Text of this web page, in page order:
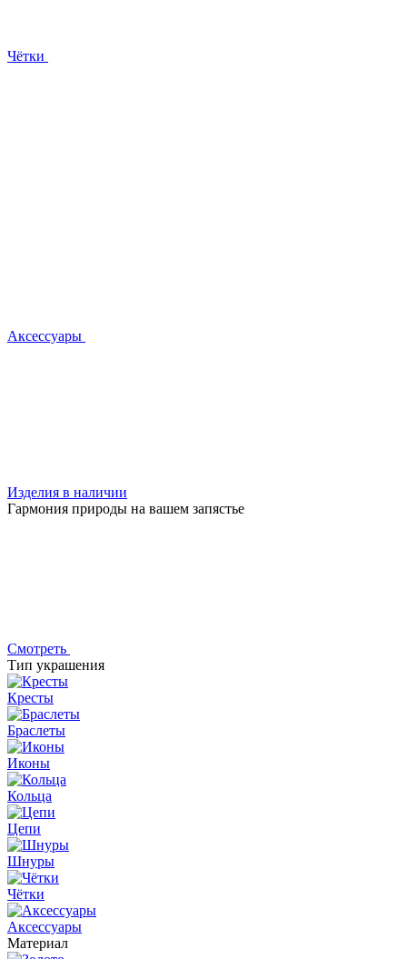
Чётки
Аксессуары
Изделия в наличии
Гармония природы на вашем запястье
Смотреть
Тип украшения
Кресты
Браслеты
Иконы
Кольца
Цепи
Шнуры
Чётки
Аксессуары
Материал